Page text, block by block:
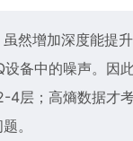
虽然增加深度能提
设备中的噪声。因
4层；高熵数据才
。